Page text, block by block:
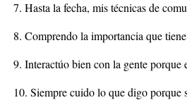
7. Hasta la fecha, mis técnicas de
8. Comprendo la importancia que
9. Interactúo bien con la gente porque
10. Siempre cuido lo que digo porque